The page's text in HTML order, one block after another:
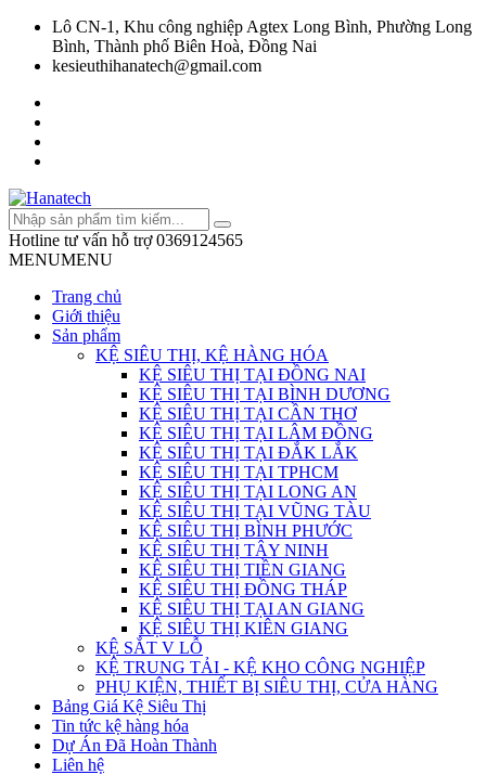
Lô CN-1, Khu công nghiệp Agtex Long Bình, Phường Long
Bình, Thành phố Biên Hoà, Đồng Nai
kesieuthihanatech@gmail.com
Hotline tư vấn hỗ trợ 0369124565
MENUMENU
Trang chủ
Giới thiệu
Sản phẩm
KỆ SIÊU THỊ, KỆ HÀNG HÓA
KỆ SIÊU THỊ TẠI ĐỒNG NAI
KỆ SIÊU THỊ TẠI BÌNH DƯƠNG
KỆ SIÊU THỊ TẠI CẦN THƠ
KỆ SIÊU THỊ TẠI LÂM ĐỒNG
KỆ SIÊU THỊ TẠI ĐẮK LẮK
KỆ SIÊU THỊ TẠI TPHCM
KỆ SIÊU THỊ TẠI LONG AN
KỆ SIÊU THỊ TẠI VŨNG TÀU
KỆ SIÊU THỊ BÌNH PHƯỚC
KỆ SIÊU THỊ TÂY NINH
KỆ SIÊU THỊ TIỀN GIANG
KỆ SIÊU THỊ ĐỒNG THÁP
KỆ SIÊU THỊ TẠI AN GIANG
KỆ SIÊU THỊ KIÊN GIANG
KỆ SẮT V LỖ
KỆ TRUNG TẢI - KỆ KHO CÔNG NGHIỆP
PHỤ KIỆN, THIẾT BỊ SIÊU THỊ, CỬA HÀNG
Bảng Giá Kệ Siêu Thị
Tin tức kệ hàng hóa
Dự Án Đã Hoàn Thành
Liên hệ